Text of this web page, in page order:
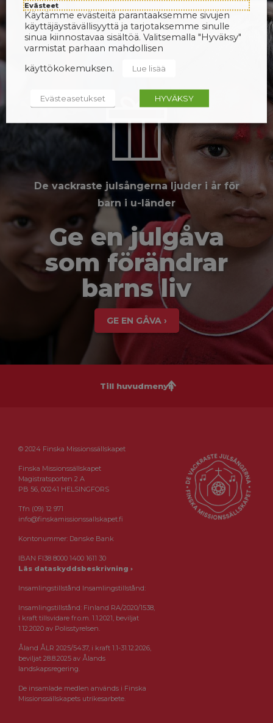
De vackraste julsångerna ljuder i år för
barn i u-länder
Ge en julgåva
som förändrar
barns liv
GE EN GÅVA ›
Till huvudmenyn
© 2024 Finska Missionssällskapet
Finska Missionssällskapet
Magistratsporten 2 A
PB 56, 00241 HELSINGFORS
Tfn (09) 12 971
info@finskamissionssallskapet.fi
Kontonummer: Danske Bank
IBAN FI38 8000 1400 1611 30
Läs dataskyddsbeskrivning ›
Insamlingstillstånd Insamlingstillstånd:
Insamlingstillstånd: Finland RA/2020/1538,
i kraft tillsvidare fr.o.m. 1.1.2021, beviljat
1.12.2020 av Polisstyrelsen.
Åland ÅLR 2025/5437, i kraft 1.1-31.12.2026,
beviljat 28.8.2025 av Ålands
landskapsregering.
De insamlade medlen används i Finska
Missionssällskapets utrikesarbete.
Evästeet
Käytämme evästeitä parantaaksemme sivujen
käyttäjäystävällisyyttä ja tarjotaksemme sinulle
sinua kiinnostavaa sisältöä. Valitsemalla "Hyväksy"
varmistat parhaan mahdollisen
käyttökokemuksen.
Lue lisää
Evästeasetukset HYVÄKSY